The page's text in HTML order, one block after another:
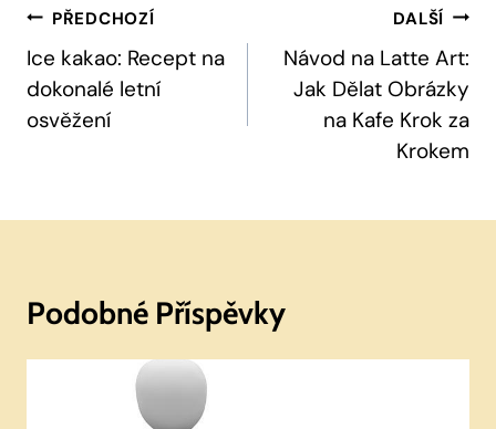
Navigace
Pro
Příspěvek
PŘEDCHOZÍ
Ice kakao: Recept na
dokonalé letní
osvěžení
DALŠÍ
Návod na Latte Art:
Jak Dělat Obrázky
na Kafe Krok za
Krokem
Podobné Příspěvky